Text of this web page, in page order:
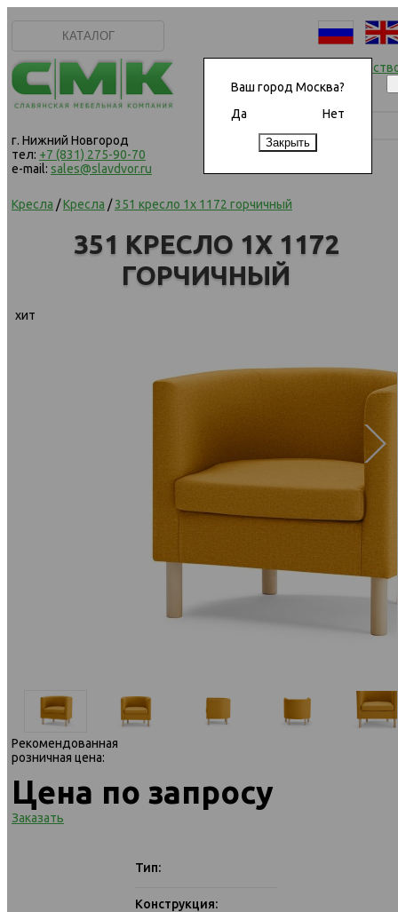
Ваш город Москва?
Да
Нет
КАТАЛОГ
г. Нижний Новгород
тел: +7 (831) 275-90-70
e-mail: sales@slavdvor.ru
Начать
Кресла /Кресла /351 кресло 1х 1172 горчичный
Рекомендованная
розничная цена:
Цена по запросу
Заказать
Тип:
Конструкция:
351 КРЕСЛО 1Х 1172
ГОРЧИЧНЫЙ
хит